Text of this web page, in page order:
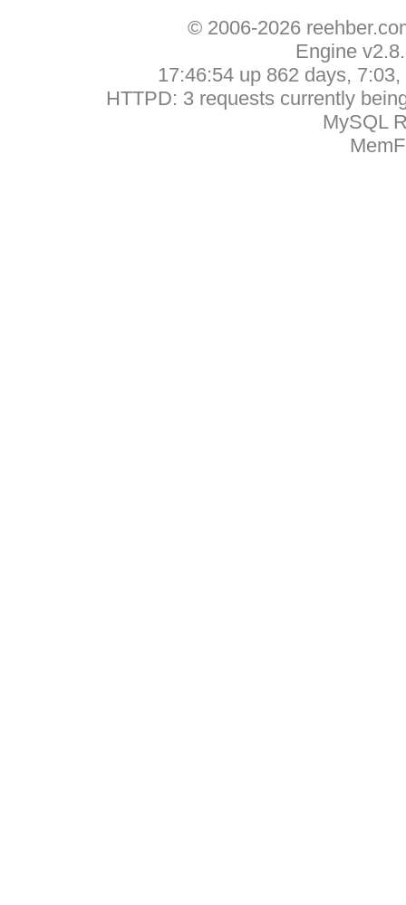
© 2006-2026
Engine
17:46:54 up 862 days,
HTTPD: 3 requests currently
MySQL